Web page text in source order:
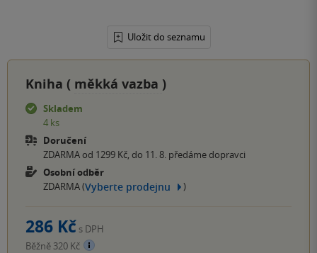
Uložit do seznamu
Kniha ( měkká vazba )
Skladem
4 ks
Doručení
ZDARMA od 1299 Kč, do 11. 8. předáme dopravci
Osobní odběr
ZDARMA (Vyberte prodejnu )
286 Kč s DPH
Běžně 320 Kč